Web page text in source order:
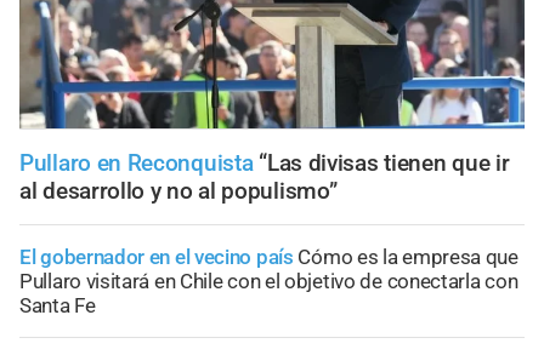
Pullaro en Reconquista “Las divisas tienen que ir
al desarrollo y no al populismo”
El gobernador en el vecino país Cómo es la empresa que
Pullaro visitará en Chile con el objetivo de conectarla con
Santa Fe